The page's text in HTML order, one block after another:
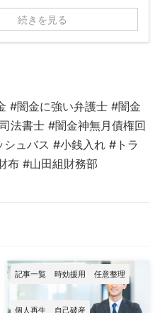
続きを見る
#闇金に強い弁護士 #闇金
法書士 #闇金神無月債権回
ュバス #小銭入れ #トラ
布 #山田組財務部
記事一覧 時効援用 任意整理
個人再生 自己破産